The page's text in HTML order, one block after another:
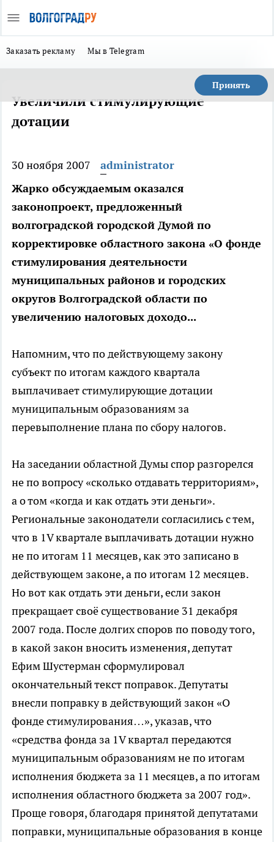
Заказать рекламу Мы в Telegram
Принять
Увеличили стимулирующие
дотации
30 ноября 2007
administrator
Жарко обсуждаемым оказался
законопроект, предложенный
волгоградской городской Думой по
корректировке областного закона «О фонде
стимулирования деятельности
муниципальных районов и городских
округов Волгоградской области по
увеличению налоговых доходо...
Напомним, что по действующему закону
субъект по итогам каждого квартала
выплачивает стимулирующие дотации
муниципальным образованиям за
перевыполнение плана по сбору налогов.
На заседании областной Думы спор разгорелся
не по вопросу «сколько отдавать территориям»,
а о том «когда и как отдать эти деньги».
Региональные законодатели согласились с тем,
что в 1V квартале выплачивать дотации нужно
не по итогам 11 месяцев, как это записано в
действующем законе, а по итогам 12 месяцев.
Но вот как отдать эти деньги, если закон
прекращает своё существование 31 декабря
2007 года. После долгих споров по поводу того,
в какой закон вносить изменения, депутат
Ефим Шустерман сформулировал
окончательный текст поправок. Депутаты
внесли поправку в действующий закон «О
фонде стимулирования…», указав, что
«средства фонда за 1V квартал передаются
муниципальным образованиям не по итогам
исполнения бюджета за 11 месяцев, а по итогам
исполнения областного бюджета за 2007 год».
Проще говоря, благодаря принятой депутатами
поправки, муниципальные образования в конце